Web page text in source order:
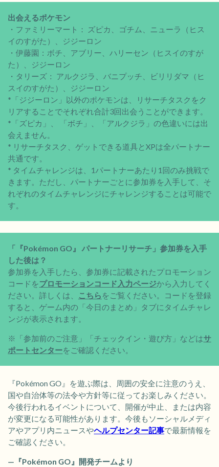
出会えるポケモン
・ファミリーマート： ズピカ、ゴチム、ニューラ（ヒス
イのすがた）、ジジーロン
・伊藤園：ボチ、アブリー、ハリーセン（ヒスイのすが
た）、ジジーロン
・タリーズ： アルクジラ、バニプッチ、ビリリダマ（ヒ
スイのすがた）、ジジーロン
*「ジジーロン」以外のポケモンは、リサーチタスクをク
リアすることでそれぞれ合計3回出会うことができます。
*「ズピカ」、 「ボチ」、「アルクジラ」の色違いには出
会えません。
* リサーチタスク、ゲットできる道具とXPは全パートナー
共通です。
* タイムチャレンジは、1パートナーあたり1回のみ挑戦で
きます。ただし、パートナーごとに参加券を入手して、そ
れぞれのタイムチャレンジにチャレンジすることは可能で
す。
「『Pokémon GO』 パートナーリサーチ」参加券を入手
した後は？
参加券を入手したら、参加券に記載されたプロモーション
コードをプロモーションコード入力ページから入力してく
ださい。詳しくは、
こちら をご覧ください。コードを登録
すると、ゲーム内の「今日のまとめ」タブにタイムチャレ
ンジが表示されます。
※「参加前のご注意」「チェックイン・遊び方」などはサ
ポートセンターをご確認ください。
『Pokémon GO』を遊ぶ際は、周囲の安全に注意のうえ、
国や自治体等の法令や方針等に従ってお楽しみください。
今後行われるイベントについて、開催が中止、または内容
が変更になる可能性があります。今後もソーシャルメディ
アやアプリ内ニュースやヘルプセンター記事で最新情報を
ご確認ください。
—『Pokémon GO』開発チームより